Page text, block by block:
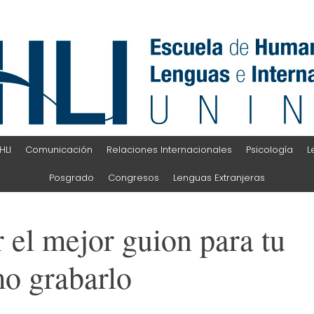
Comunicación Relaciones Internacionales Psicología
Posgrado Congresos Lenguas Extranjeras
mejor guion para tu
grabarlo